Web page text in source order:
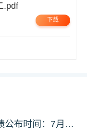
.pdf
下载
2026年监理工程师考试成绩公布时间：7月21日